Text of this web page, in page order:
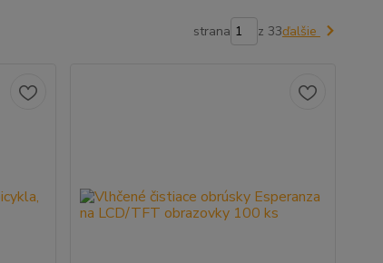
strana z 33ďalšie